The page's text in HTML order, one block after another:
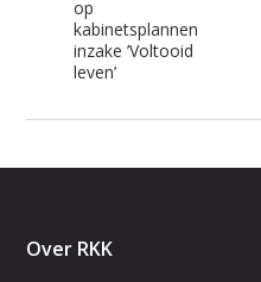
op
kabinetsplannen
inzake ’Voltooid
leven’
Over RKK